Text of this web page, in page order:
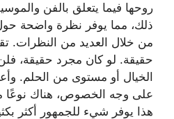
روحها فيما يتعلق بالفن
ذلك، مما يوفر نظرة واضحة
من خلال العديد من النظرات.
حقيقة. لو كان مجرد حقيقة،
الخيال أو مستوى من الحلم.
على وجه الخصوص، هناك نوعًا
هذا يوفر شيء للجمهور أكثر